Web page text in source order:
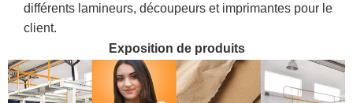
différents lamineurs, découpeurs et imprimantes pour le
client.
Exposition de produits